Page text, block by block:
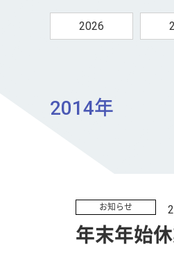
2026
2014年
お知らせ
年末年始